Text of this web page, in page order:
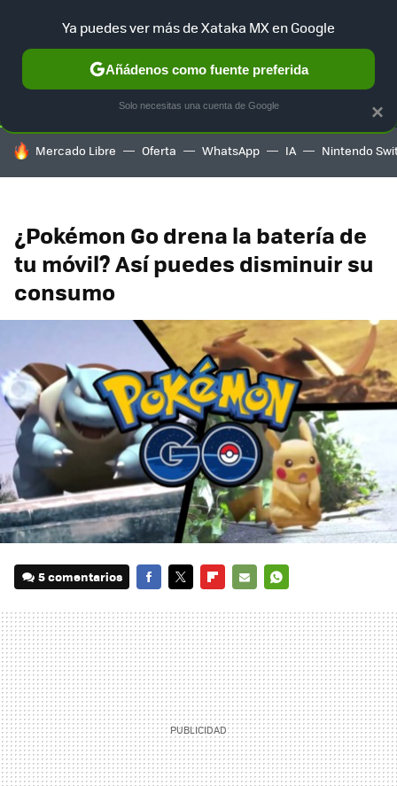
SELECCIÓN GAMING HOME AUTO TERRITORIO
HOY SE HABLA DE
Mercado Libre Oferta WhatsApp IA Nintendo
¿Pokémon Go drena la batería de
tu móvil? Así puedes disminuir su
consumo
5 comentarios
MAIL
×
Ya puedes ver más de Xataka MX en Google
Añádenos como fuente preferida
Solo necesitas una cuenta de Google